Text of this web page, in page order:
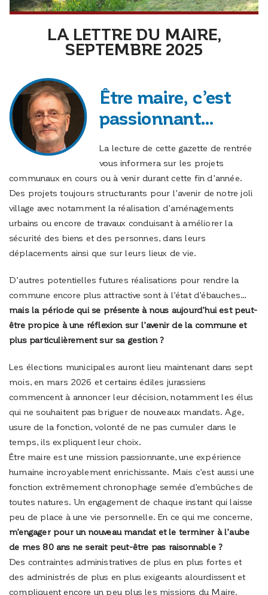
LA LETTRE DU MAIRE,
SEPTEMBRE 2025
Être maire, c’est
passionnant…
La lecture de cette gazette de rentrée
vous informera sur les projets
communaux en cours ou à venir durant cette fin d’année.
Des projets toujours structurants pour l’avenir de notre joli
village avec notamment la réalisation d’aménagements
urbains ou encore de travaux conduisant à améliorer la
sécurité des biens et des personnes, dans leurs
déplacements ainsi que sur leurs lieux de vie.
D’autres potentielles futures réalisations pour rendre la
commune encore plus attractive sont à l’état d’ébauches…
mais la période qui se présente à nous aujourd’hui est peut-
être propice à une réflexion sur l’avenir de la commune et
plus particulièrement sur sa gestion ?
Les élections municipales auront lieu maintenant dans sept
mois, en mars 2026 et certains édiles jurassiens
commencent à annoncer leur décision, notamment les élus
qui ne souhaitent pas briguer de nouveaux mandats. Age,
usure de la fonction, volonté de ne pas cumuler dans le
temps, ils expliquent leur choix.
Être maire est une mission passionnante, une expérience
humaine incroyablement enrichissante. Mais c’est aussi une
fonction extrêmement chronophage semée d’embûches de
toutes natures. Un engagement de chaque instant qui laisse
peu de place à une vie personnelle. En ce qui me concerne,
m’engager pour un nouveau mandat et le terminer à l’aube
de mes 80 ans ne serait peut-être pas raisonnable ?
Des contraintes administratives de plus en plus fortes et
des administrés de plus en plus exigeants alourdissent et
compliquent encore un peu plus les missions du Maire.